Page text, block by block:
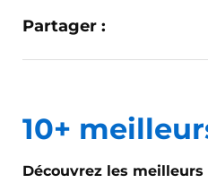
Partager :
10+
Découvrez les